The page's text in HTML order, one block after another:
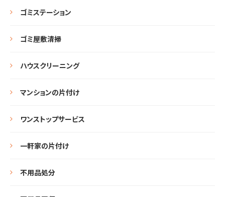
ゴミステーション
ゴミ屋敷清掃
ハウスクリーニング
マンションの片付け
ワンストップサービス
一軒家の片付け
不用品処分